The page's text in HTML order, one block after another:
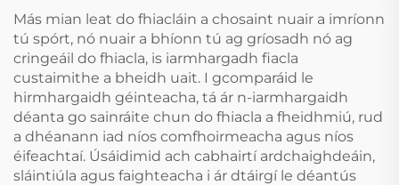
Réiteach do
Róncaíocht Gléas Anti-
Roncach Tape Béal
Más mian leat do fhiacláin a chosaint nuair a imríonn
tú spórt, nó nuair a bhíonn tú ag gríosadh nó ag
cringeáil do fhiacla, is iarmhargadh fiacla
custaimithe a bheidh uait. I gcomparáid le
hirmhargaidh géinteacha, tá ár n-iarmhargaidh
déanta go sainráite chun do fhiacla a fheidhmiú, rud
a dhéanann iad níos comfhoirmeacha agus níos
éifeachtaí. Úsáidimid ach cabhairtí ardchaighdeáin,
sláintiúla agus faighteacha i ár dtáirgí le déantús